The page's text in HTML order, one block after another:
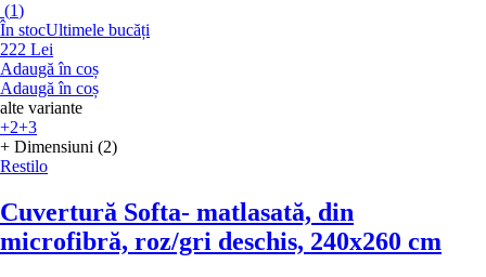
(1)
În stocUltimele bucăți
222 Lei
Adaugă în coș
Adaugă în coș
alte variante
+2+3
+ Dimensiuni (2)
Restilo
Cuvertură Softa- matlasată, din
microfibră, roz/gri deschis, 240x260 cm